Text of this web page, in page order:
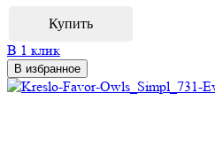
В 1 клик
В избранное